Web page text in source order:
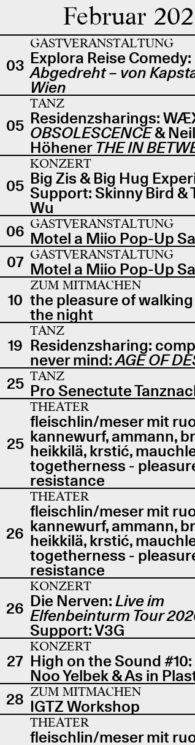
Februar
03
GASTVERANSTALTUNG
Explora Reise Comedy:
Abgedreht – von
Wien
05
TANZ
Residenzsharings:
OBSOLESCENCE& Neil
Höhener THE IN
05
KONZERT
Big Zis & Big Hug
Support: Skinny Bird &
Wu
06 GASTVERANSTALTUNG
Motel a Miio Pop-Up
07 GASTVERANSTALTUNG
Motel a Miio Pop-Up
10
ZUM MITMACHEN
the pleasure of
the night
19
TANZ
Residenzsharing:
never mind:AGE OF
25 TANZ
Pro Senectute
25
THEATER
fleischlin/meser mit
kannewurf, ammann,
heikkilä, krstić,
togetherness -
resistance
26
THEATER
fleischlin/meser mit
kannewurf, ammann,
heikkilä, krstić,
togetherness -
resistance
26
KONZERT
Die Nerven:Live im
Elfenbeinturm Tour
Support: V3G
27
KONZERT
High on the Sound
Noo Yelbek & As in
28 ZUM MITMACHEN
IGTZ Workshop
THEATER
fleischlin/meser mit